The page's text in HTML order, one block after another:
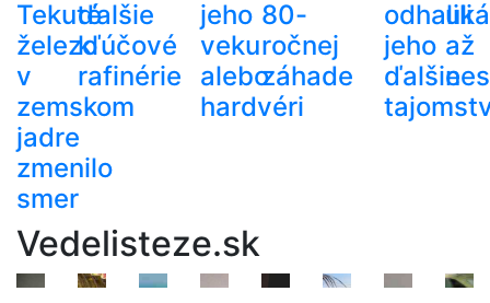
Tekuté
železo
v
zemskom
jadre
zmenilo
smer
ďalšie
kľúčové
rafinérie
jeho
veku
alebo
hardvéri
80-
ročnej
záhade
odhalili
jeho
ďalšie
až
Vedelisteze.sk